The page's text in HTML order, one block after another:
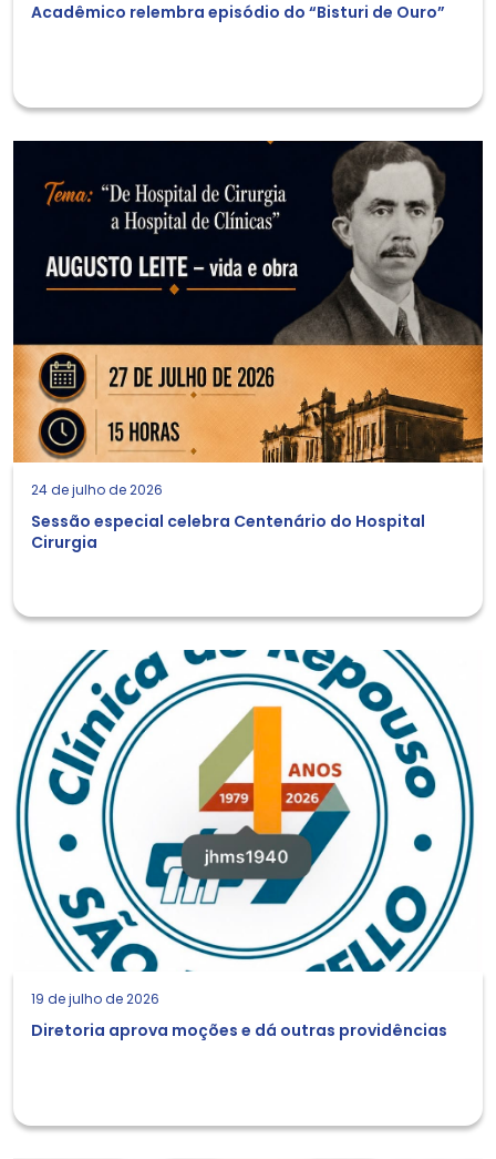
Acadêmico relembra episódio do “Bisturi de Ouro”
24 de julho de 2026
Sessão especial celebra Centenário do Hospital
Cirurgia
19 de julho de 2026
Diretoria aprova moções e dá outras providências